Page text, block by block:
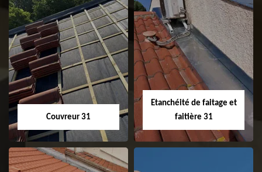
Couvreur 31
Etanchéité de faitage et
faitière 31